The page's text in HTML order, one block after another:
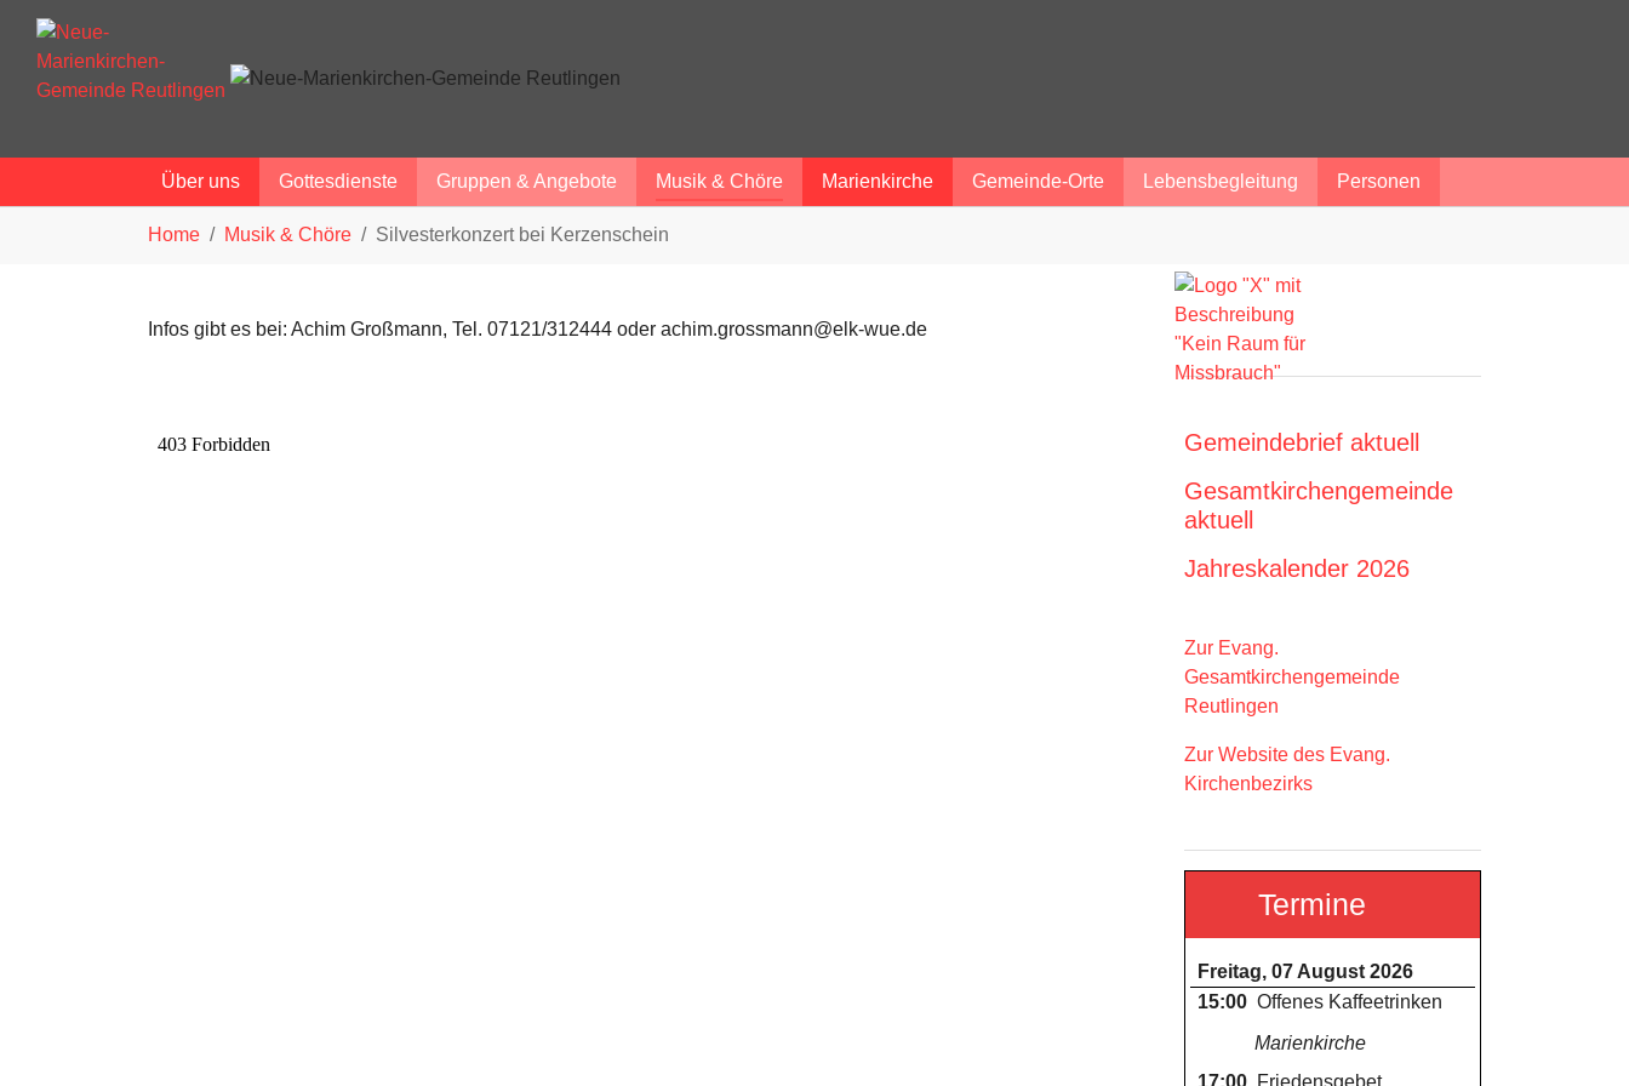
Über uns Gottesdienste Gruppen & Angebote Musik & Chöre Marienkirche Gemeinde-Orte Lebensbegleitung
Personen
Home Musik & Chöre Silvesterkonzert bei Kerzenschein
Infos gibt es bei: Achim Großmann, Tel. 07121/312444 oder achim.grossmann@elk-wue.de
Gemeindebrief aktuell
Gesamtkirchengemeinde
aktuell
Jahreskalender 2026
Zur Evang.
Gesamtkirchengemeinde
Reutlingen
Zur Website des Evang.
Kirchenbezirks
Termine
Freitag, 07 August 2026
15:00 Offenes Kaffeetrinken
Marienkirche
17:00 Friedensgebet